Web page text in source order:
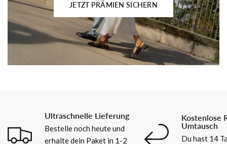
JETZT PRÄMIEN SICHERN
Ultraschnelle Lieferung
Bestelle noch heute und
erhalte dein Paket in 1-2
Kostenlose
Umtausch
Du hast 14